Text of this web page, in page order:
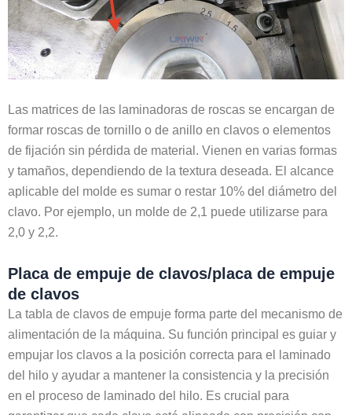
Las matrices de las laminadoras de roscas se encargan de
formar roscas de tornillo o de anillo en clavos o elementos
de fijación sin pérdida de material. Vienen en varias formas
y tamaños, dependiendo de la textura deseada. El alcance
aplicable del molde es sumar o restar 10% del diámetro del
clavo. Por ejemplo, un molde de 2,1 puede utilizarse para
2,0 y 2,2.
Placa de empuje de clavos/placa de empuje
de clavos
La tabla de clavos de empuje forma parte del mecanismo de
alimentación de la máquina. Su función principal es guiar y
empujar los clavos a la posición correcta para el laminado
del hilo y ayudar a mantener la consistencia y la precisión
en el proceso de laminado del hilo. Es crucial para